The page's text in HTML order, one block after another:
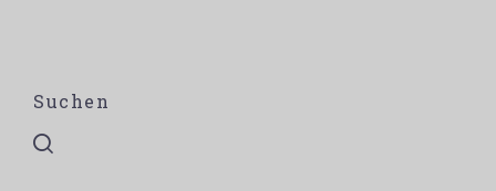
Suchen